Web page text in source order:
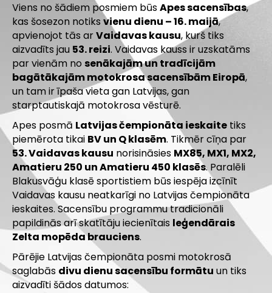
Viens no šādiem posmiem būsApes sacensības,
kas šosezon notiks vienu dienu – 16. maijā,
apvienojot tās arVaidavas kausu, kurš tiks
aizvadīts jau 53. reizi. Vaidavas kauss ir uzskatāms
par vienām no senākajām un tradīcijām
bagātākajām motokrosa sacensībām Eiropā,
un tam ir īpaša vieta gan Latvijas, gan
starptautiskajā motokrosa vēsturē.
Apes posmā Latvijas čempionāta ieskaite tiks
piemērota tikai BV un Q klasēm. Tikmēr cīņa par
53. Vaidavas kausu norisināsies MX85, MX1, MX2,
Amatieru 250 un Amatieru 450 klasēs. Paralēli
Blakusvāģu klasē sportistiem būs iespēja izcīnīt
Vaidavas kausu neatkarīgi no Latvijas čempionāta
ieskaites. Sacensību programmu tradicionāli
papildinās arī skatītāju iecienītais leģendārais
Zelta mopēda brauciens.
Pārējie Latvijas čempionāta posmi motokrosā
saglabās divu dienu sacensību formātu un tiks
aizvadīti šādos datumos: